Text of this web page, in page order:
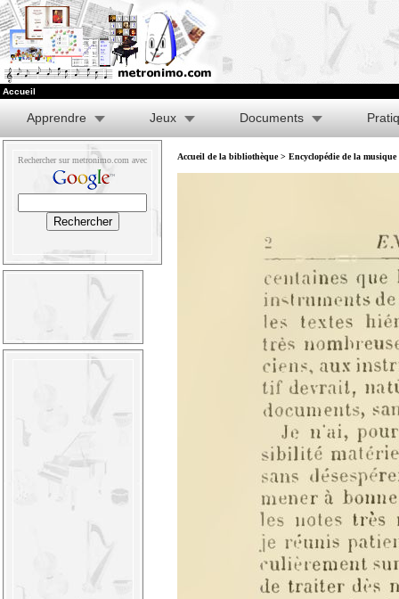
Accueil
Apprendre Jeux Documents
Rechercher sur metronimo.com avec Accueil de la bibliothèque> Encyclopédie de la